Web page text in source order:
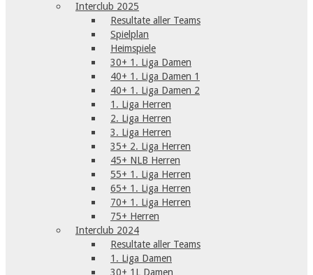
Interclub 2025
Resultate aller Teams
Spielplan
Heimspiele
30+ 1. Liga Damen
40+ 1. Liga Damen 1
40+ 1. Liga Damen 2
1. Liga Herren
2. Liga Herren
3. Liga Herren
35+ 2. Liga Herren
45+ NLB Herren
55+ 1. Liga Herren
65+ 1. Liga Herren
70+ 1. Liga Herren
75+ Herren
Interclub 2024
Resultate aller Teams
1. Liga Damen
30+ 1L Damen